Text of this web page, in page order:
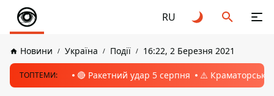
RU
Новини Україна Події 16:22, 2 Березня 2021
ТОПТЕМИ: 🔴 Ракетний удар 5 серпня ⚠️ Краматорськ,